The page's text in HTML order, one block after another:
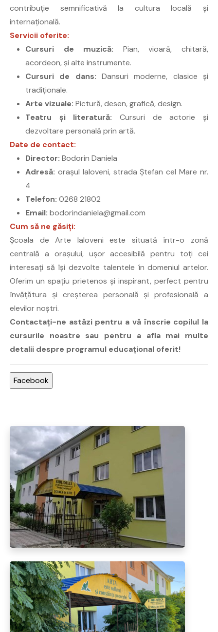
contribuție semnificativă la cultura locală și
internațională.
Servicii oferite:
Cursuri de muzică: Pian, vioară, chitară,
acordeon, și alte instrumente.
Cursuri de dans: Dansuri moderne, clasice și
tradiționale.
Arte vizuale: Pictură, desen, grafică, design.
Teatru și literatură: Cursuri de actorie și
dezvoltare personală prin artă.
Date de contact:
Director: Bodorin Daniela
Adresă: orașul Ialoveni, strada Ștefan cel Mare nr.
4
Telefon: 0268 21802
Email: bodorindaniela@gmail.com
Cum să ne găsiți:
Școala de Arte Ialoveni este situată într-o zonă
centrală a orașului, ușor accesibilă pentru toți cei
interesați să își dezvolte talentele în domeniul artelor.
Oferim un spațiu prietenos și inspirant, perfect pentru
învățătura și creșterea personală și profesională a
elevilor noștri.
Contactați-ne astăzi pentru a vă înscrie copilul la
cursurile noastre sau pentru a afla mai multe
detalii despre programul educațional oferit!